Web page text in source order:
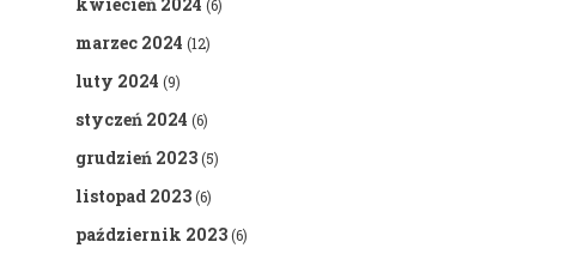
(6)
marzec 2024 (12)
luty 2024 (9)
styczeń 2024 (6)
grudzień 2023(5)
listopad 2023(6)
październik 2023(6)